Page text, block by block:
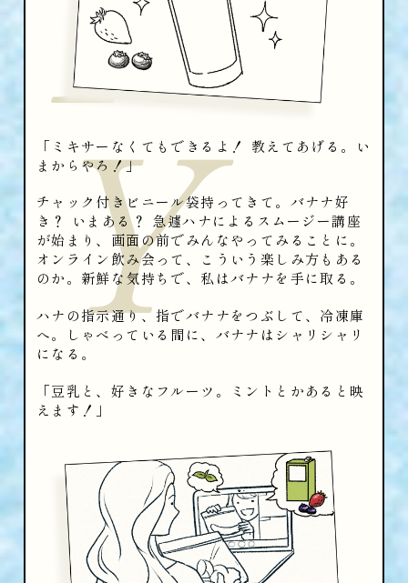
Y
「ミキサーなくてもできるよ！ 教えてあげる。い
まからやろ！」
チャック付きビニール袋持ってきて。バナナ好
き？ いまある？ 急遽ハナによるスムージー講座
が始まり、画面の前でみんなやってみることに。
オンライン飲み会って、こういう楽しみ方もある
のか。新鮮な気持ちで、私はバナナを手に取る。
ハナの指示通り、指でバナナをつぶして、冷凍庫
へ。しゃべっている間に、バナナはシャリシャリ
になる。
「豆乳と、好きなフルーツ。ミントとかあると映
えます！」